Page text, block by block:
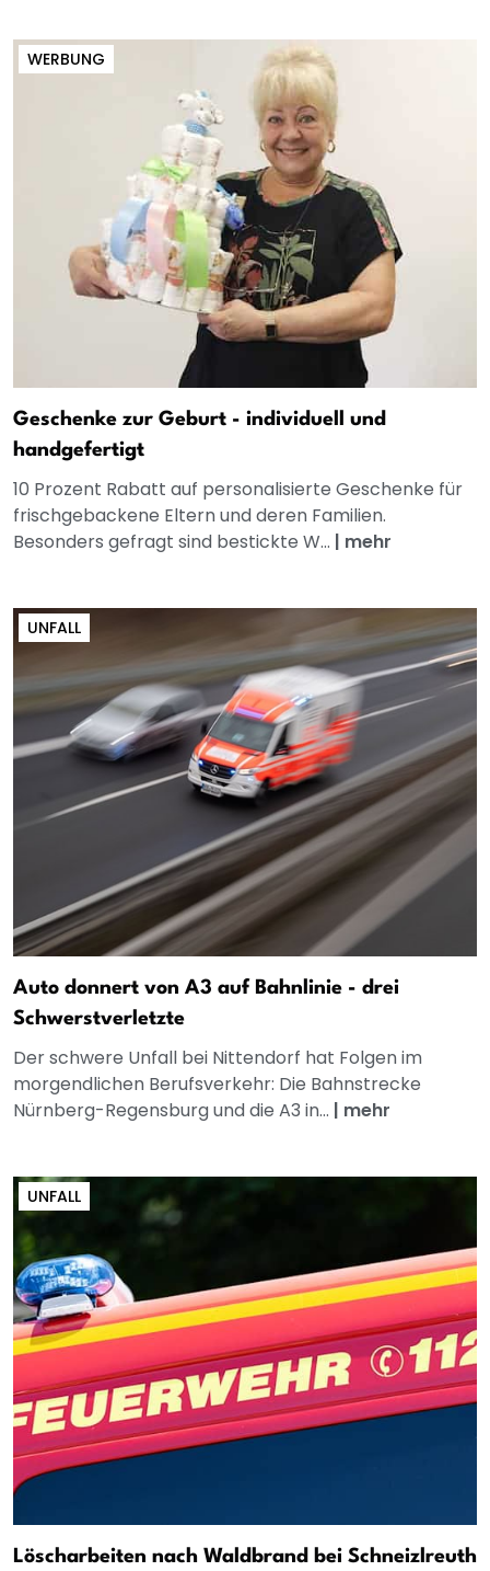
WERBUNG
Geschenke zur Geburt - individuell und
handgefertigt
10 Prozent Rabatt auf personalisierte Geschenke für
frischgebackene Eltern und deren Familien.
Besonders gefragt sind bestickte W... | mehr
UNFALL
Auto donnert von A3 auf Bahnlinie - drei
Schwerstverletzte
Der schwere Unfall bei Nittendorf hat Folgen im
morgendlichen Berufsverkehr: Die Bahnstrecke
Nürnberg-Regensburg und die A3 in... | mehr
UNFALL
Löscharbeiten nach Waldbrand bei Schneizlreuth